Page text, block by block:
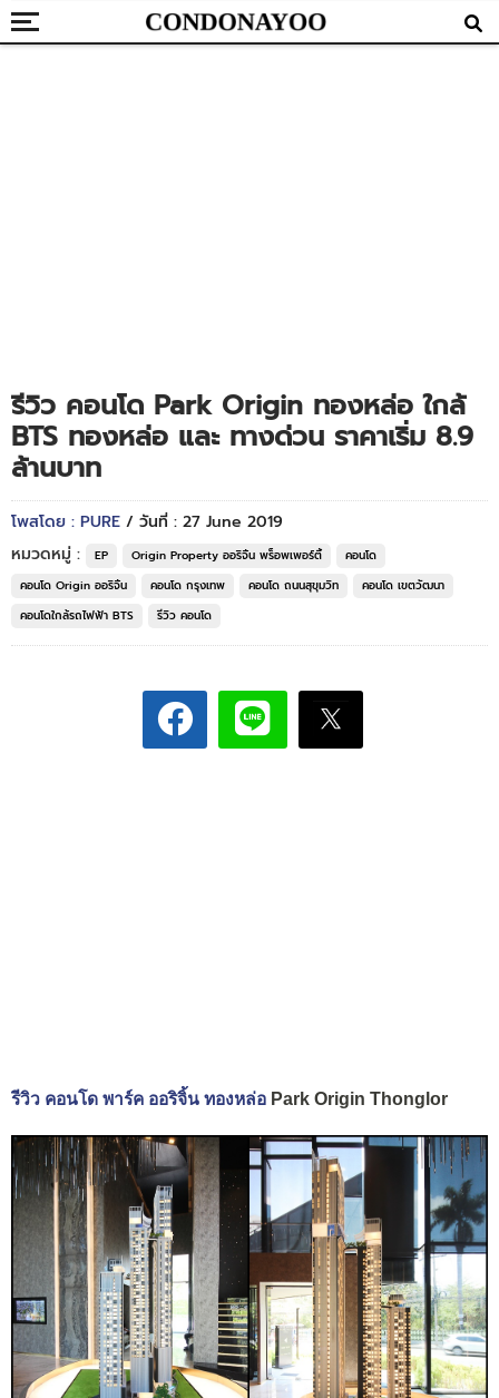
รีวิว คอนโด Park Origin ทองหล่อ ใกล้
BTS ทองหล่อ และ ทางด่วน ราคาเริ่ม 8.9
ล้านบาท
โพสโดย : PURE / วันที่ : 27 June 2019
หมวดหมู่ :
EP Origin Property ออริจิ้น พร็อพเพอร์ตี้
คอนโด
คอนโด Origin ออริจิ้น
คอนโด กรุงเทพ คอนโด ถนนสุขุมวิท
คอนโด เขตวัฒนา
คอนโดใกล้รถไฟฟ้า BTS
รีวิว คอนโด
รีวิว คอนโด พาร์ค ออริจิ้น ทองหล่อ Park Origin Thonglor